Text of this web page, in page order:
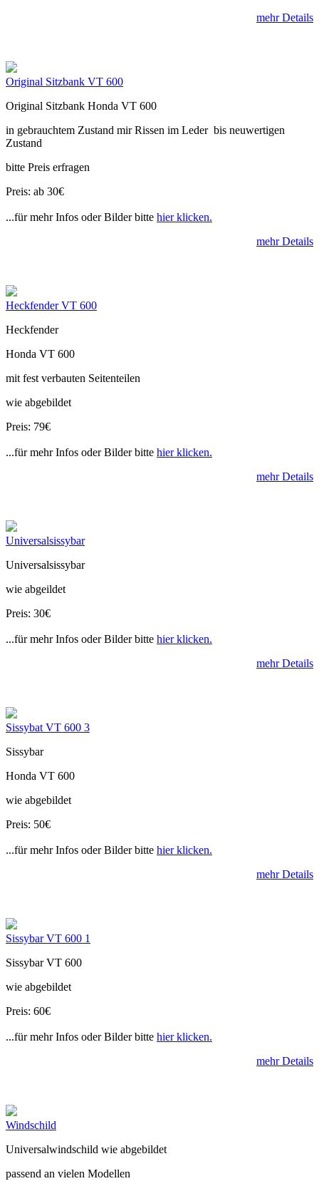
mehr Details
Original Sitzbank VT 600
Original Sitzbank Honda VT 600
in gebrauchtem Zustand mir Rissen im Leder bis neuwertigen
Zustand
bitte Preis erfragen
Preis: ab 30€
...für mehr Infos oder Bilder bitte hier klicken.
mehr Details
Heckfender VT 600
Heckfender
Honda VT 600
mit fest verbauten Seitenteilen
wie abgebildet
Preis: 79€
...für mehr Infos oder Bilder bitte hier klicken.
mehr Details
Universalsissybar
Universalsissybar
wie abgeildet
Preis: 30€
...für mehr Infos oder Bilder bitte hier klicken.
mehr Details
Sissybat VT 600 3
Sissybar
Honda VT 600
wie abgebildet
Preis: 50€
...für mehr Infos oder Bilder bitte hier klicken.
mehr Details
Sissybar VT 600 1
Sissybar VT 600
wie abgebildet
Preis: 60€
...für mehr Infos oder Bilder bitte hier klicken.
mehr Details
Windschild
Universalwindschild wie abgebildet
passend an vielen Modellen